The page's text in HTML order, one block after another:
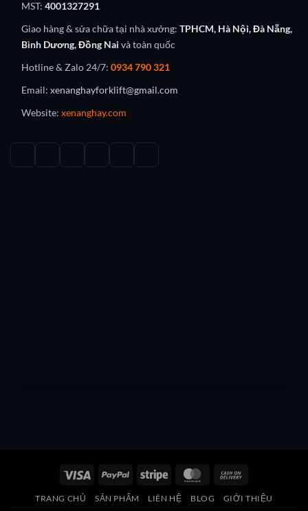
MST: 4001327291
Giao hàng & sửa chữa tại nhà xưởng: TPHCM, Hà Nội, Đà Nẵng,
Bình Dương, Đồng Nai và toàn quốc
Hotline & Zalo 24/7: 0934 790 321
Email: xenanghayforklift@gmail.com
Website: xenanghay.com
Visa PayPal Stripe MasterCard
Delivery
TRANG CHỦ SẢN PHẨM LIÊN HỆ BLOG GIỚI THIỆU